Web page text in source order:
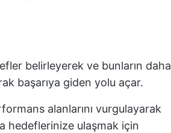
belirleyerek ve bunların daha
başarıya giden yolu açar.
alanlarını vurgulayarak
hedeflerinize ulaşmak için